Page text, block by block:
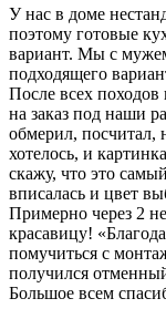
У нас в доме
поэтому готовые
вариант. Мы с
подходящего
После всех
на заказ под наши
обмерил, посчитал,
хотелось, и
скажу, что это
вписалась и цвет
Примерно через 2
красавицу!
помучиться с
получился
Большое всем